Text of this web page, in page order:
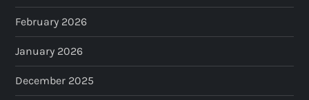
February 2026
January 2026
December 2025